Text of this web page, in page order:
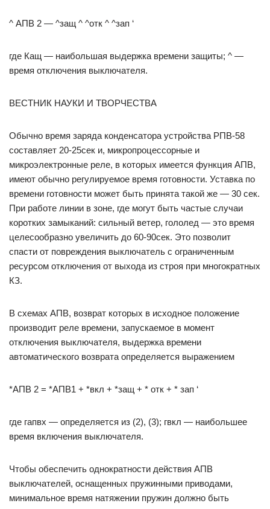
^ АПВ 2 — ^защ ^ ^отк ^ ^зап ‘
где Кащ — наибольшая выдержка времени защиты; ^ —
время отключения выключателя.
ВЕСТНИК НАУКИ И ТВОРЧЕСТВА
Обычно время заряда конденсатора устройства РПВ-58
составляет 20-25сек и, микропроцессорные и
микроэлектронные реле, в которых имеется функция АПВ,
имеют обычно регулируемое время готовности. Уставка по
времени готовности может быть принята такой же — 30 сек.
При работе линии в зоне, где могут быть частые случаи
коротких замыканий: сильный ветер, гололед — это время
целесообразно увеличить до 60-90сек. Это позволит
спасти от повреждения выключатель с ограниченным
ресурсом отключения от выхода из строя при многократных
КЗ.
В схемах АПВ, возврат которых в исходное положение
производит реле времени, запускаемое в момент
отключения выключателя, выдержка времени
автоматического возврата определяется выражением
*АПВ 2 = *АПВ1 + *вкл + *защ + * отк + * зап ‘
где гапвх — определяется из (2), (3); гвкл — наибольшее
время включения выключателя.
Чтобы обеспечить однократности действия АПВ
выключателей, оснащенных пружинными приводами,
минимальное время натяжении пружин должно быть